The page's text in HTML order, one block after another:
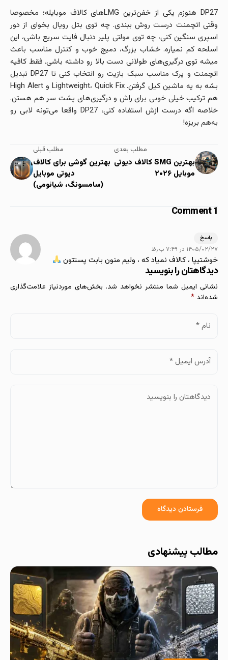
DP27 هنوزم یکی از خفن‌ترین LMGهای کالاف موبایله؛ مخصوصا
وقتی اتچمنت درست روش ببندی. چه توی بتل رویال بخوای از دور
اسپری سنگین کنی، چه توی مولتی پلیر دنبال فایت سریع باشی، این
اسلحه کم نمیاره. خشاب بزرگ، دمیج خوب و کنترل مناسب باعث
میشه توی درگیری‌های طولانی دست بالا رو داشته باشی. فقط کافیه
اتچمنت و پرک مناسب سبک بازیت رو انتخاب کنی تا DP27 تبدیل
بشه به یه ماشین کیل گرفتن. Lightweight، Quick Fix و High Alert
هم ترکیب خیلی خوبی برای راش و درگیری‌های پشت سر هم هستن.
خلاصه اگه درست ازش استفاده کنی، DP27 واقعا می‌تونه لابی رو
به‌هم بریزه!
مطلب قبلی
بهترین گوشی برای کالاف
دیوتی موبایل
(سامسونگ، شیائومی)
مطلب بعدی
بهترین SMG کالاف دیوتی
موبایل ۲۰۲۶
1 Comment
Kian
۱۴۰۵/۰۲/۲۷ در ۷:۴۹ ب٫ظ
خوشتیپا ، کالاف نمیاد که ، ولیم منون بابت پستتون
پاسخ
دیدگاهتان را بنویسید
نشانی ایمیل شما منتشر نخواهد شد. بخش‌های موردنیاز علامت‌گذاری
شده‌اند *
مطالب پیشنهادی